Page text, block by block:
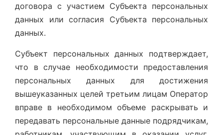
договора с участием Субъекта персональных
данных или согласия Субъекта персональных
данных.
Субъект персональных данных подтверждает,
что в случае необходимости предоставления
персональных данных для достижения
вышеуказанных целей третьим лицам Оператор
вправе в необходимом объеме раскрывать и
передавать персональные данные подрядчикам,